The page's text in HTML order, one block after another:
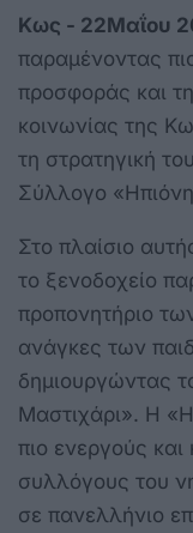
Kως - 22Μαΐου
παραμένοντας
προσφοράς και
κοινωνίας της
τη στρατηγική
Σύλλογο
Στο πλαίσιο
το ξενοδοχείο
προπονητήριο
ανάγκες των
δημιουργώντας
Μαστιχάρι». Η
πιο ενεργούς
συλλόγους του
σε πανελλήνιο